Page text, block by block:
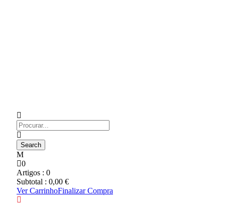
0
Artigos : 0
Subtotal : 0,00 €
Ver CarrinhoFinalizar Compra